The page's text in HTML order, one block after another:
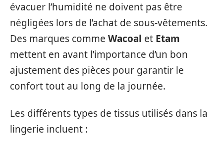
évacuer l’humidité ne doivent pas être
négligées lors de l’achat de sous-vêtements.
Des marques comme Wacoal et Etam
mettent en avant l’importance d’un bon
ajustement des pièces pour garantir le
confort tout au long de la journée.
Les différents types de tissus utilisés dans la
lingerie incluent :